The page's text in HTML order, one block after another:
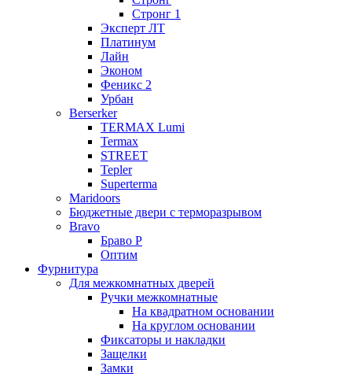
Стронг 1
Эксперт ЛТ
Платинум
Лайн
Эконом
Феникс 2
Урбан
Berserker
TERMAX Lumi
Termax
STREET
Tepler
Superterma
Maridoors
Бюджетные двери с терморазрывом
Bravo
Браво Р
Оптим
Фурнитура
Для межкомнатных дверей
Ручки межкомнатные
На квадратном основании
На круглом основании
Фиксаторы и накладки
Защелки
Замки